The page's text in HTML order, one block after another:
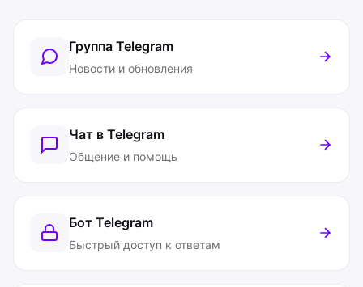
Группа Telegram
Новости и обновления
Чат в Telegram
Общение и помощь
Бот Telegram
Быстрый доступ к ответам